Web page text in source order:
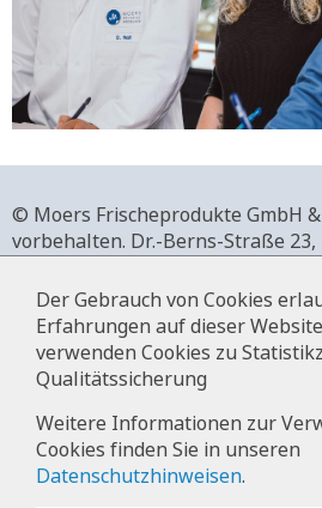
© Moers Frischeprodukte GmbH &
vorbehalten. Dr.-Berns-Straße 23,
+49 2841 911-0,www.moers-
Impressum
Datenschutz
Der Gebrauch von Cookies
Erfahrungen auf dieser
verwenden Cookies zu
Qualitätssicherung
Weitere Informationen zur
Cookies finden Sie in unseren
Datenschutzhinweisen.